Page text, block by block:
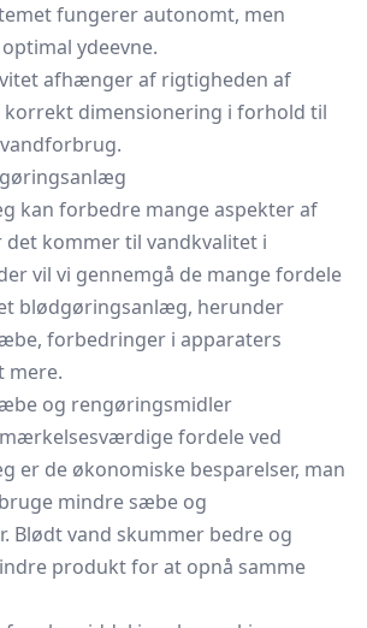
fungerer autonomt, men
ydeevne.
afhænger af rigtigheden af
dimensionering i forhold til
kan forbedre mange aspekter af
det kommer til vandkvalitet i
vil vi gennemgå de mange fordele
blødgøringsanlæg, herunder
forbedringer i apparaters
mere.
og rengøringsmidler
fordele ved
er de økonomiske besparelser, man
mindre sæbe og
Blødt vand skummer bedre og
produkt for at opnå samme